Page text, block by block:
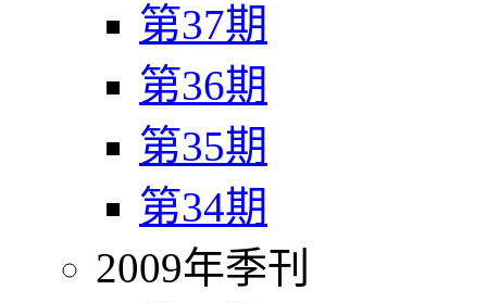
第37期
第36期
第35期
第34期
2009年季刊